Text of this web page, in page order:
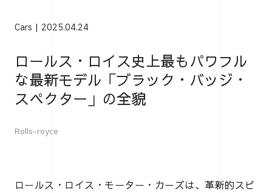
Cars 2025.04.24
ロールス・ロイス史上最もパワフル
な最新モデル「ブラック・バッジ・
スペクター」の全貌
Rolls-royce
ロールス・ロイス・モーター・カーズは、革新的スピ